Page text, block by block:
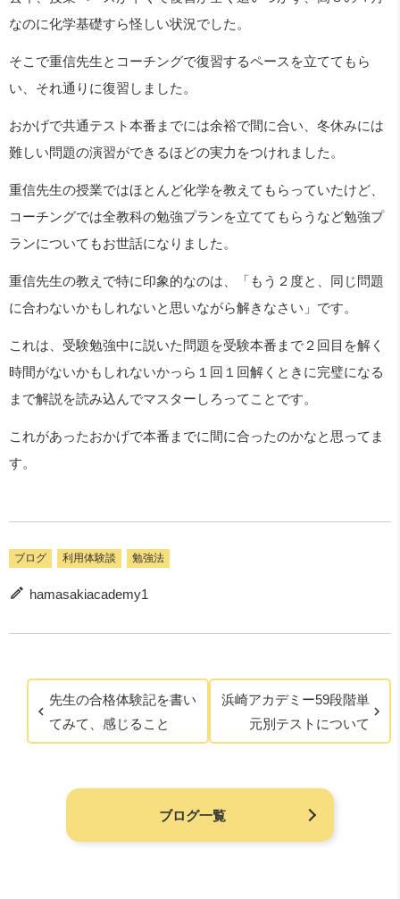
なのに化学基礎すら怪しい状況でした。
そこで重信先生とコーチングで復習するペースを立ててもら
い、それ通りに復習しました。
おかげで共通テスト本番までには余裕で間に合い、冬休みには
難しい問題の演習ができるほどの実力をつけれました。
重信先生の授業ではほとんど化学を教えてもらっていたけど、
コーチングでは全教科の勉強プランを立ててもらうなど勉強プ
ランについてもお世話になりました。
重信先生の教えで特に印象的なのは、「もう２度と、同じ問題
に合わないかもしれないと思いながら解きなさい」です。
これは、受験勉強中に説いた問題を受験本番まで２回目を解く
時間がないかもしれないかっら１回１回解くときに完璧になる
まで解説を読み込んでマスターしろってことです。
これがあったおかげで本番までに間に合ったのかなと思ってま
す。
ブログ 利用体験談 勉強法
hamasakiacademy1
先生の合格体験記を書い
てみて、感じること
浜崎アカデミー59段階単
元別テストについて
ブログ一覧